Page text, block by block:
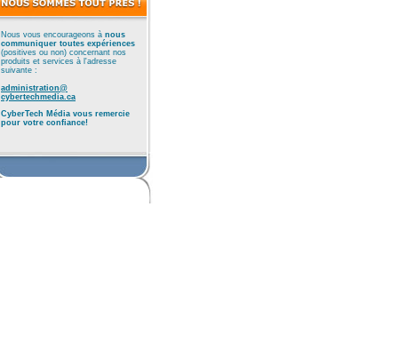
Nous vous encourageons à nous
communiquer toutes expériences
(positives ou non) concernant nos
produits et services à l'adresse
suivante :
administration@
cybertechmedia.ca
CyberTech Média vous remercie
pour votre confiance!